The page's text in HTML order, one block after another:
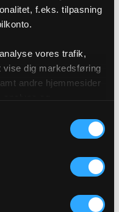
f.eks. tilpasning
vores trafik,
vise dig markedsføring
andre hjemmesider
at klikke videre til
i bunden af vores